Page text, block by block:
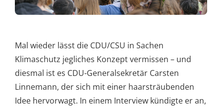
Mal wieder lässt die CDU/CSU in Sachen
Klimaschutz jegliches Konzept vermissen – und
diesmal ist es CDU-Generalsekretär Carsten
Linnemann, der sich mit einer haarsträubenden
Idee hervorwagt. In einem Interview kündigte er an,